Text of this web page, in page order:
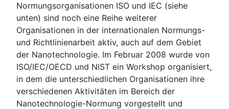
Normungsorganisationen ISO und IEC (siehe
unten) sind noch eine Reihe weiterer
Organisationen in der internationalen Normungs-
und Richtlinienarbeit aktiv, auch auf dem Gebiet
der Nanotechnologie. Im Februar 2008 wurde von
ISO/IEC/OECD und NIST ein Workshop organisiert,
in dem die unterschiedlichen Organisationen ihre
verschiedenen Aktivitäten im Bereich der
Nanotechnologie-Normung vorgestellt und